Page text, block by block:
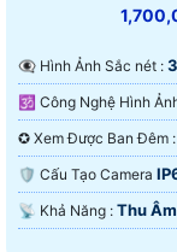
👁️‍🗨 Hình Ảnh Sắc nét :
✪ Xem Được Ban Đêm :
🛡 Cấu Tạo Camera
️📡 Khả Năng : Thu